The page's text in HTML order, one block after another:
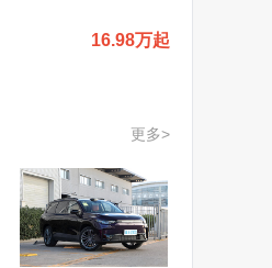
16.98万起
更多>